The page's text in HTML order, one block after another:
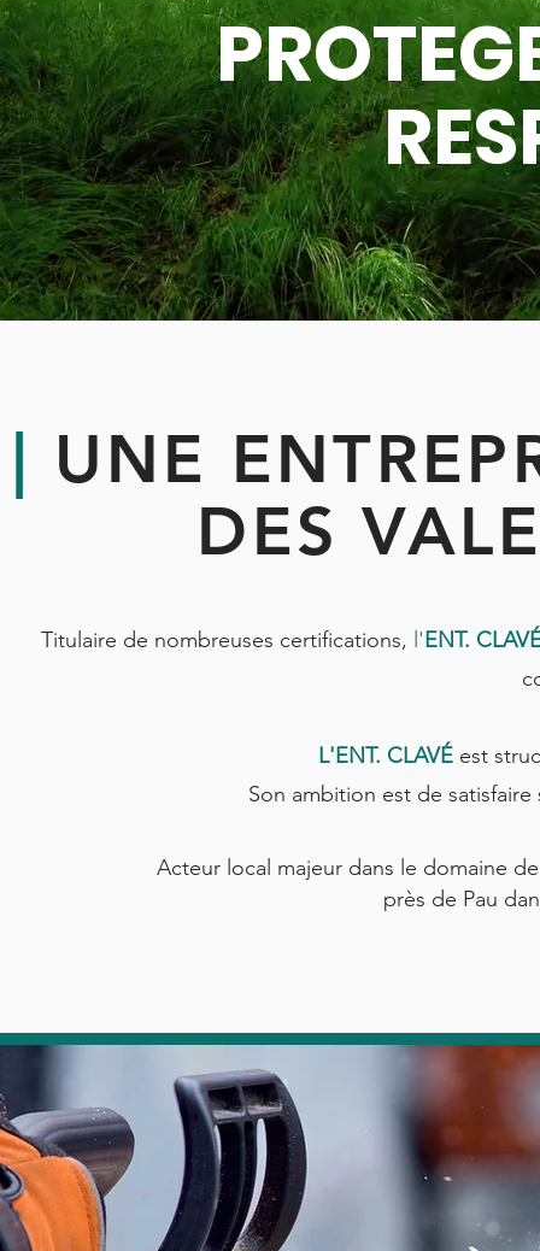
UNE
DES
Titulaire de nombreuses certifications, l'ENT.
L'ENT. CLAVÉ est
Son ambition est de
Acteur local majeur dans le domaine
près de Pau